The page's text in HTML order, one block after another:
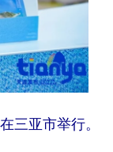
三亚市举行。